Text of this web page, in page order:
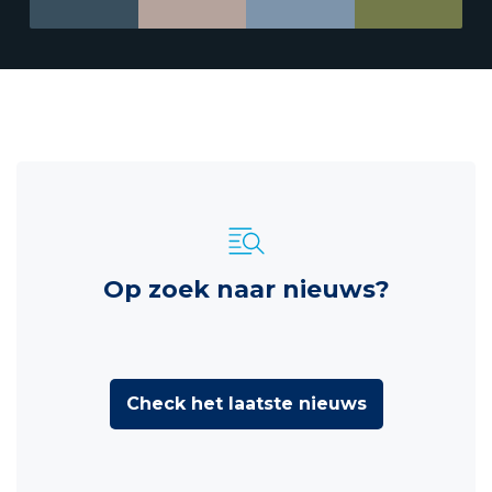
Op zoek naar nieuws?
Check het laatste nieuws